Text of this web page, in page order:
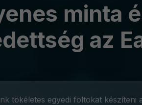
minta
az
tökéletes egyedi foltokat készíteni